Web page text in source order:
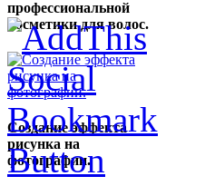
профессиональной
косметики для волос.
Создание эффекта
рисунка на
фотографии.